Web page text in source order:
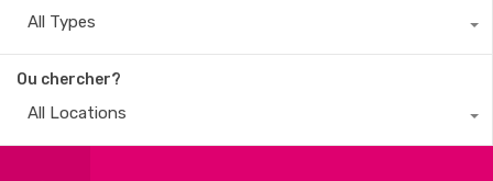
All Types
Ou chercher?
All Locations